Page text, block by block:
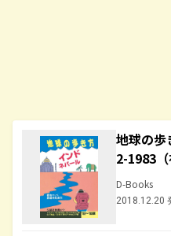
地球の歩
2-1983（
D-Books
2018.12.20